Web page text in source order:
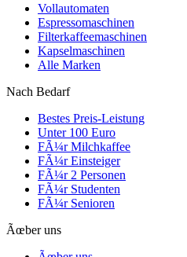
Vollautomaten
Espressomaschinen
Filterkaffeemaschinen
Kapselmaschinen
Alle Marken
Nach Bedarf
Bestes Preis-Leistung
Unter 100 Euro
FÃ¼r Milchkaffee
FÃ¼r Einsteiger
FÃ¼r 2 Personen
FÃ¼r Studenten
FÃ¼r Senioren
Ãœber uns